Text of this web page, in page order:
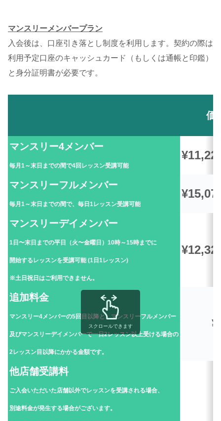
マンスリーメンバープラン
入会後は、口座引き落とし制度を利用します。契約の際は
利用予定口座のキャッシュカード（もしくは通帳と印鑑）
と身分証明書が必要です。
価
マンスリー4メンバー
毎月1～末日までの間で4回レッスン受講可能
マンスリーフルメンバー
毎月1～末日までの間で、毎日1レッスン受講可能
マンスリーデイメンバー
1日〜末日までの平日（火〜金曜日）10時～15時までに
開始するレッスンを受講可能 (1日1レッスン)
※土日祝日はご利用できません。
追加料金
マンスリー4メンバーの5回目以降と、マンスリーフルメンバー
及びマンスリーデイメンバーで一日2レッスン以上受ける場合の
2レッスン目以降にかかる金額です。
他店舗受講料
ご入会いただいた店舗以外でレッスンを受講される場合、
別途料金が発生する場合がございます。
スクロールできます